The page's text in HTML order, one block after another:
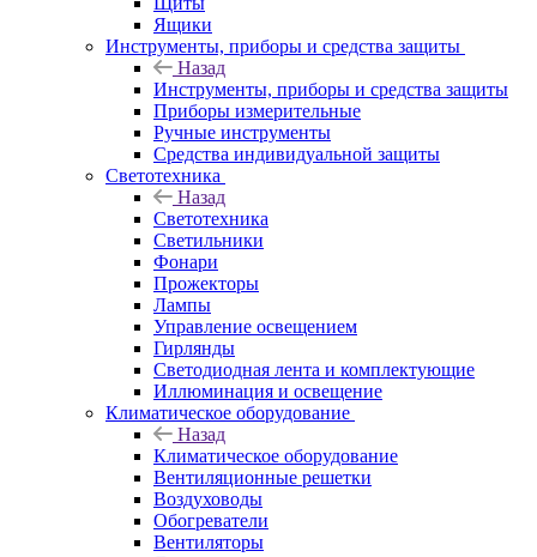
Ящики
Инструменты, приборы и средства защиты
Назад
Инструменты, приборы и средства защиты
Приборы измерительные
Ручные инструменты
Средства индивидуальной защиты
Светотехника
Назад
Светотехника
Светильники
Фонари
Прожекторы
Лампы
Управление освещением
Гирлянды
Светодиодная лента и комплектующие
Иллюминация и освещение
Климатическое оборудование
Назад
Климатическое оборудование
Вентиляционные решетки
Воздуховоды
Обогреватели
Вентиляторы